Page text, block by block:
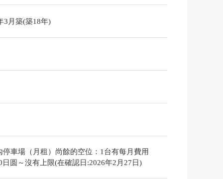
3月築(築18年)
停車場（月租）尚餘的空位：1台有每月費用
日圆～沒有上限(在確認日:2026年2月27日)